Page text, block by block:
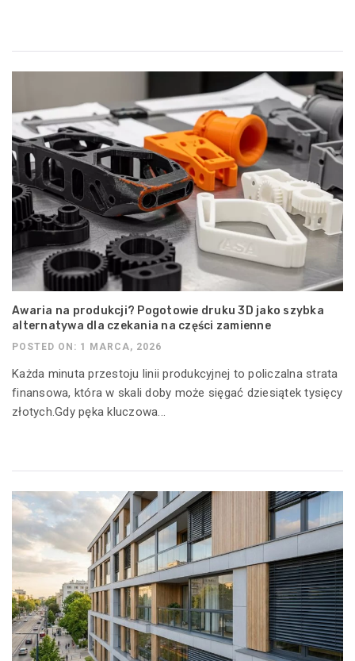
Awaria na produkcji? Pogotowie druku 3D jako szybka
alternatywa dla czekania na części zamienne
POSTED ON: 1 MARCA, 2026
Każda minuta przestoju linii produkcyjnej to policzalna strata
finansowa, która w skali doby może sięgać dziesiątek tysięcy
złotych.Gdy pęka kluczowa...